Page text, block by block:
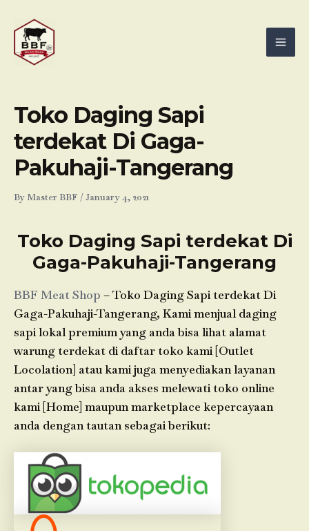
content
Toko Daging Sapi
terdekat Di Gaga-
Pakuhaji-Tangerang
By Master BBF /January 4, 2021
Toko Daging Sapi terdekat Di
Gaga-Pakuhaji-Tangerang
BBF Meat Shop – Toko Daging Sapi terdekat Di
Gaga-Pakuhaji-Tangerang, Kami menjual daging
sapi lokal premium yang anda bisa lihat alamat
warung terdekat di daftar toko kami [Outlet
Locolation] atau kami juga menyediakan layanan
antar yang bisa anda akses melewati toko online
kami [Home] maupun marketplace kepercayaan
anda dengan tautan sebagai berikut: